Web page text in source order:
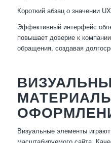
Короткий абзац о значении
Эффективный интерфейс
повышает доверие к
обращения, создавая
Визуальные элементы